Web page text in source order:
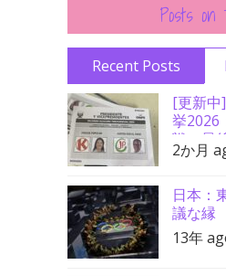
Posts on
Recent Posts
[更新中
挙2026
戦、最
分から
2か月
日本：
議な縁
13年